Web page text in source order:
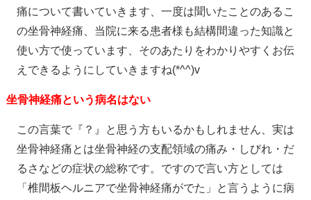
痛について書いていきます、一度は聞いたことのあるこ
の坐骨神経痛、当院に来る患者様も結構間違った知識と
使い方で使っています、そのあたりをわかりやすくお伝
えできるようにしていきますね(*^^)v
坐骨神経痛という病名はない
この言葉で『？』と思う方もいるかもしれません、実は
坐骨神経痛とは坐骨神経の支配領域の痛み・しびれ・だ
るさなどの症状の総称です。ですので言い方としては
「椎間板ヘルニアで坐骨神経痛がでた」と言うように病